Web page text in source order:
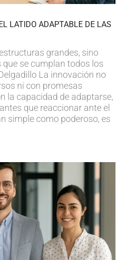
LATIDO ADAPTABLE DE LAS
grandes, sino
se cumplan todos los
La innovación no
ni con promesas
la capacidad de adaptarse,
que reaccionar ante el
simple como poderoso, es